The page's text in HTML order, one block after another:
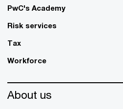
PwC's Academy
Risk services
Tax
Workforce
About us